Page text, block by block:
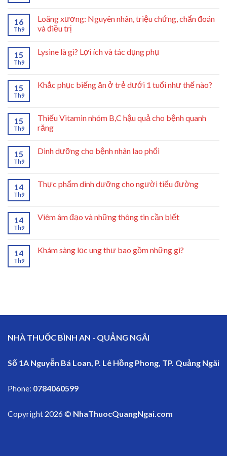
16
Th9
Loãng xương: Nguyên nhân, triệu chứng, chẩn đoán
và điều trị
15
Th9
Lysine là gì? Lợi ích và tác dụng phụ
15
Th9
Khắc phục biếng ăn ở trẻ dưới 1 tuổi như thế nào?
15
Th9
Thiếu Vitamin nhóm B,C hậu quả cho bệnh quanh
răng
15
Th9
Dinh dưỡng cho bệnh nhân lao phổi
14
Th9
Thực phẩm dinh dưỡng cho người tiểu đường
14
Th9
Viêm âm đạo và những thông tin cần biết
14
Th9
Khám sàng lọc ung thư bao gồm những gì?
NHÀ THUỐC BÌNH AN - QUẢNG NGÃI
Số 1A Nguyễn Bá Loan, P. Lê Hồng Phong, TP. Quảng Ngãi
Phone: 0784060599
Copyright 2026 © NhaThuocQuangNgai.com